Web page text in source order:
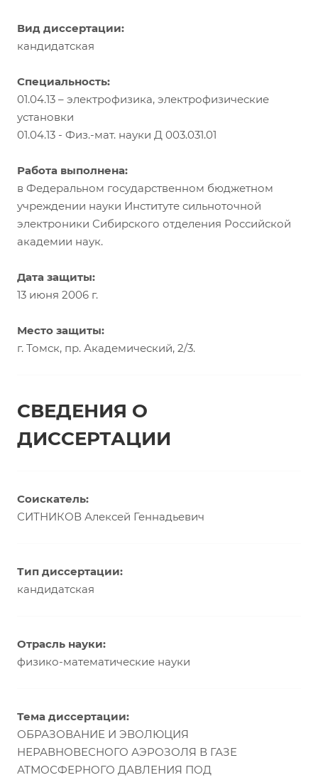
Вид диссертации:
кандидатская
Специальность:
01.04.13 – электрофизика, электрофизические
установки
01.04.13 - Физ.-мат. науки Д 003.031.01
Работа выполнена:
в Федеральном государственном бюджетном
учреждении науки Институте сильноточной
электроники Сибирского отделения Российской
академии наук.
Дата защиты:
13 июня 2006 г.
Место защиты:
г. Томск, пр. Академический, 2/3.
СВЕДЕНИЯ О
ДИССЕРТАЦИИ
Соискатель:
СИТНИКОВ Алексей Геннадьевич
Тип диссертации:
кандидатская
Отрасль науки:
физико-математические науки
Тема диссертации:
ОБРАЗОВАНИЕ И ЭВОЛЮЦИЯ
НЕРАВНОВЕСНОГО АЭРОЗОЛЯ В ГАЗЕ
АТМОСФЕРНОГО ДАВЛЕНИЯ ПОД